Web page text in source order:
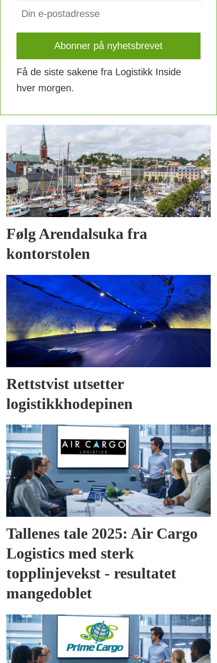
Få de siste sakene fra Logistikk Inside
hver morgen.
Følg Arendalsuka fra
kontorstolen
Rettstvist utsetter
logistikkhodepinen
Tallenes tale 2025: Air Cargo
Logistics med sterk
topplinjevekst - resultatet
mangedoblet